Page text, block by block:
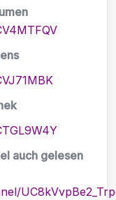
auch gelesen